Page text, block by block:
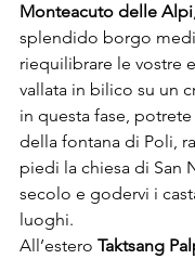
Monteacuto delle Alpi
splendido borgo
riequilibrare le vostre
vallata in bilico su un
in questa fase,
della fontana di Poli,
piedi la chiesa di San
secolo e godervi i
luoghi.
All’estero Taktsang